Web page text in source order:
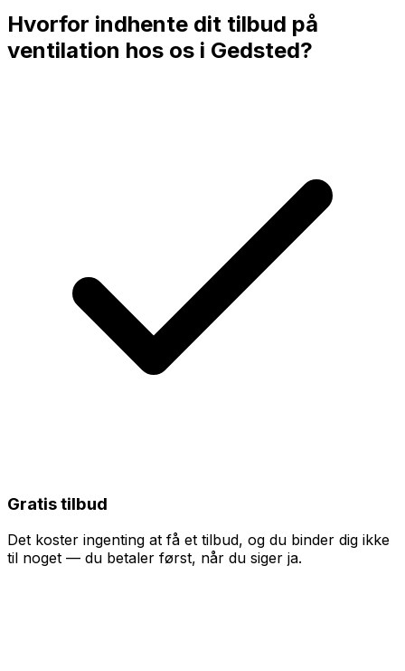
Hvorfor indhente dit tilbud på
ventilation hos os i Gedsted?
Gratis tilbud
Det koster ingenting at få et tilbud, og du binder dig ikke
til noget — du betaler først, når du siger ja.